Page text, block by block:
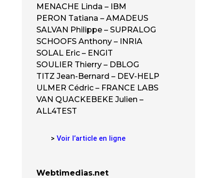
MENACHE Linda – IBM
PERON Tatiana – AMADEUS
SALVAN Philippe – SUPRALOG
SCHOOFS Anthony – INRIA
SOLAL Eric – ENGIT
SOULIER Thierry – DBLOG
TITZ Jean-Bernard – DEV-HELP
ULMER Cédric – FRANCE LABS
VAN QUACKEBEKE Julien –
ALL4TEST
> Voir l’article en ligne
Webtimedias.net